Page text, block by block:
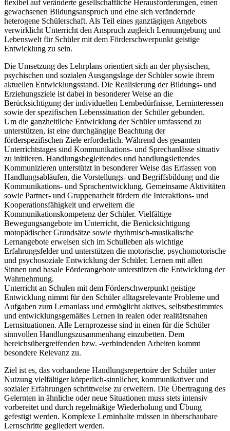
flexibel auf veränderte gesellschaftliche Herausforderungen, einen
gewachsenen Bildungsanspruch und eine sich verändernde
heterogene Schülerschaft. Als Teil eines ganztägigen Angebots
verwirklicht Unterricht den Anspruch zugleich Lernumgebung und
Lebenswelt für Schüler mit dem Förderschwerpunkt geistige
Entwicklung zu sein.
Die Umsetzung des Lehrplans orientiert sich an der physischen,
psychischen und sozialen Ausgangslage der Schüler sowie ihrem
aktuellen Entwicklungsstand. Die Realisierung der Bildungs- und
Erziehungsziele ist dabei in besonderer Weise an die
Berücksichtigung der individuellen Lernbedürfnisse, Lerninteressen
sowie der spezifischen Lebenssituation der Schüler gebunden.
Um die ganzheitliche Entwicklung der Schüler umfassend zu
unterstützen, ist eine durchgängige Beachtung der
förderspezifischen Ziele erforderlich. Während des gesamten
Unterrichtstages sind Kommunikations- und Sprechanlässe situativ
zu initiieren. Handlungsbegleitendes und handlungsleitendes
Kommunizieren unterstützt in besonderer Weise das Erfassen von
Handlungsabläufen, die Vorstellungs- und Begriffsbildung und die
Kommunikations- und Sprachentwicklung. Gemeinsame Aktivitäten
sowie Partner- und Gruppenarbeit fördern die Interaktions- und
Kooperationsfähigkeit und erweitern die
Kommunikationskompetenz der Schüler. Vielfältige
Bewegungsangebote im Unterricht, die Berücksichtigung
motopädischer Grundsätze sowie rhythmisch-musikalische
Lernangebote erweisen sich im Schulleben als wichtige
Erfahrungsfelder und unterstützen die motorische, psychomotorische
und psychosoziale Entwicklung der Schüler. Lernen mit allen
Sinnen und basale Förderangebote unterstützen die Entwicklung der
Wahrnehmung.
Unterricht an Schulen mit dem Förderschwerpunkt geistige
Entwicklung nimmt für den Schüler alltagsrelevante Probleme und
Aufgaben zum Lernanlass und ermöglicht aktives, selbstbestimmtes
und entwicklungsgemäßes Lernen in realen oder realitätsnahen
Lernsituationen. Alle Lernprozesse sind in einen für die Schüler
sinnvollen Handlungszusammenhang einzubetten. Dem
bereichsübergreifenden bzw. -verbindenden Arbeiten kommt
besondere Relevanz zu.
Ziel ist es, das vorhandene Handlungsrepertoire der Schüler unter
Nutzung vielfältiger körperlich-sinnlicher, kommunikativer und
sozialer Erfahrungen schrittweise zu erweitern. Die Übertragung des
Gelernten in ähnliche oder neue Situationen muss stets intensiv
vorbereitet und durch regelmäßige Wiederholung und Übung
gefestigt werden. Komplexe Lerninhalte müssen in überschaubare
Lernschritte gegliedert werden.